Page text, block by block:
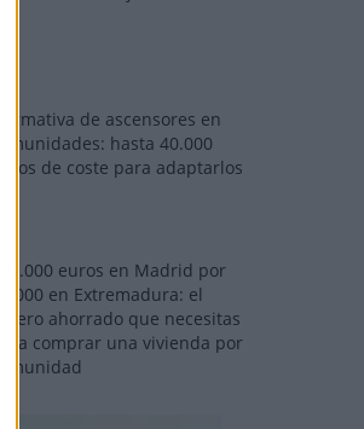
Normativa de ascensores en
comunidades: hasta 40.000
euros de coste para adaptarlos
110.000 euros en Madrid por
31.000 en Extremadura: el
dinero ahorrado que necesitas
para comprar una vivienda por
comunidad